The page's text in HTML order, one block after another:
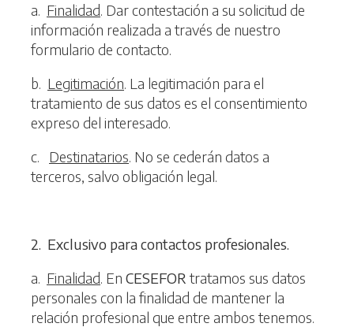
a. Finalidad. Dar contestación a su solicitud de
información realizada a través de nuestro
formulario de contacto.
b. Legitimación. La legitimación para el
tratamiento de sus datos es el consentimiento
expreso del interesado.
c. Destinatarios. No se cederán datos a
terceros, salvo obligación legal.
2. Exclusivo para contactos profesionales.
a. Finalidad. En CESEFORtratamos sus datos
personales con la finalidad de mantener la
relación profesional que entre ambos tenemos.